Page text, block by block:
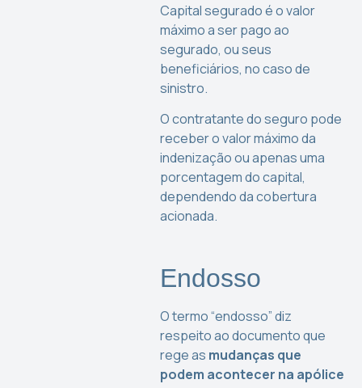
Capital segurado é o valor
máximo a ser pago ao
segurado, ou seus
beneficiários, no caso de
sinistro.
O contratante do seguro pode
receber o valor máximo da
indenização ou apenas uma
porcentagem do capital,
dependendo da cobertura
acionada.
Endosso
O termo “endosso” diz
respeito ao documento que
rege as mudanças que
podem acontecer na apólice